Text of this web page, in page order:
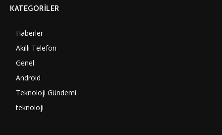
KATEGORILER
Haberler
Akıllı Telefon
Genel
Android
Teknoloji Gündemi
teknoloji